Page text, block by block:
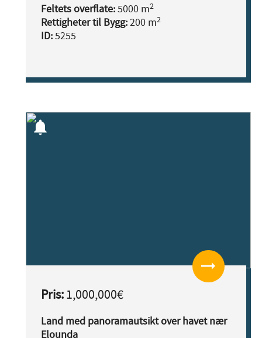
Feltets overflate:5000 m2
Rettigheter til Bygg:200 m2
ID:5255
notifications
arrow_right_alt
Pris:1,000,000€
Land med panoramautsikt over havet nær
Elounda